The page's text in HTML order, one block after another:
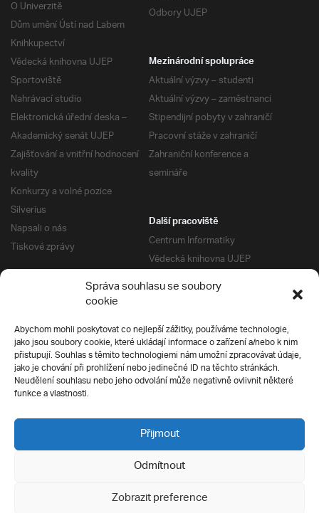
Správa souhlasu se soubory
cookie
Abychom mohli poskytovat co nejlepší zážitky, používáme technologie,
jako jsou soubory cookie, které ukládají informace o zařízení a/nebo k nim
přistupují. Souhlas s těmito technologiemi nám umožní zpracovávat údaje,
jako je chování při prohlížení nebo jedinečné ID na těchto stránkách.
Neudělení souhlasu nebo jeho odvolání může negativně ovlivnit některé
funkce a vlastnosti.
Přijmout
Odmítnout
Zobrazit preference
Odbory UJEP
O Univerzitě
Dům umění Ústí nad Labem
Knihkupectví
Vědecká knihovna UJEP
Sportoviště
Nahrávací studio
Elektronická úřední deska –
Akademický senát UJEP
Zajišťování a vnitřní hodnocení
kvality
Konkurzy a volné pozice
Silverius
Napsali o nás
Tiskové zprávy
Mezinárodní spolupráce
Aktuální výzvy – studenti
Aktuální výzvy – zaměstnanci
Stipendijní pobyty v zahraničí
Pracovní stáže v zahraničí
Zahraniční konference a
semináře
Další pracoviště
Centrum Informatiky
Vědecká knihovna UJEP
Správa kolejí a menz
Univerzitní centrum podpory
Silverius
Pro uchazeče
Přijímací řízení
E-prihlaska
Přípravné kurzy
Ochrana soukromí
Všechna práva vyhrazena